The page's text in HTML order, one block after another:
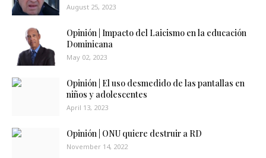
August 25, 2023
Opinión | Impacto del Laicismo en la educación
Dominicana
May 02, 2023
Opinión | El uso desmedido de las pantallas en
niños y adolescentes
April 13, 2023
Opinión | ONU quiere destruir a RD
November 14, 2022